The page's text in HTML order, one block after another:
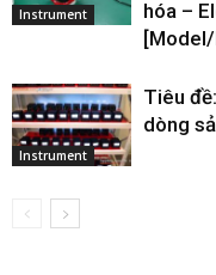
Instrument
hóa –
Instrument
Tiêu
dòng